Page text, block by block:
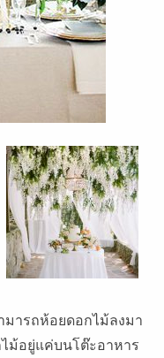
ารถห้อยดอกไม้ลงมา
ม้อยู่แค่บนโต๊ะอาหาร